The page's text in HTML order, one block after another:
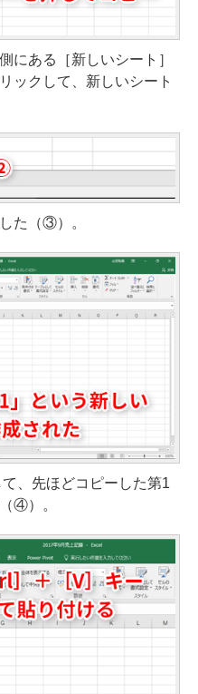
ある［新しいシート］
ックして、新しいシート
た（③）。
、先ほどコピーした第1
④）。